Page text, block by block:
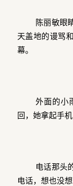
陈丽敏眼
天盖地的谩骂
幕。
外面的小
回，她拿起手
电话那头
电话，想也没想